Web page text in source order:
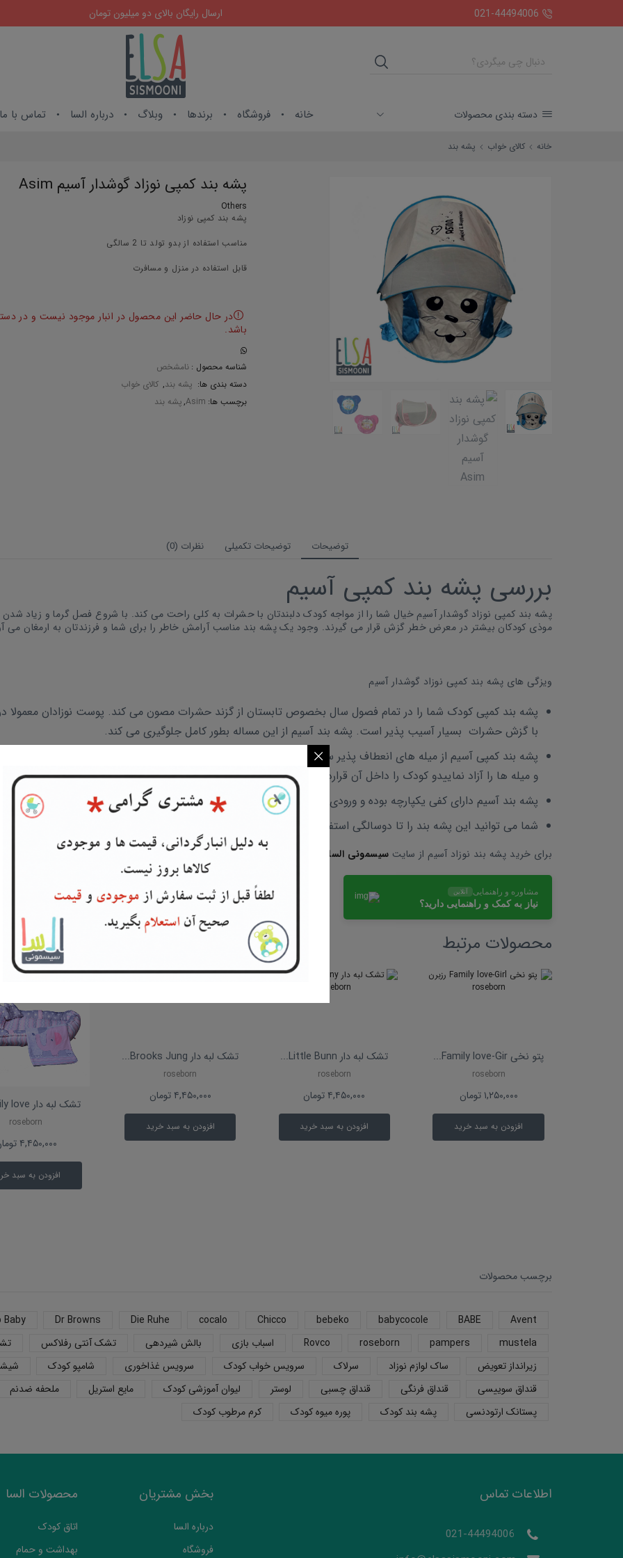
021-44494006
ارسال رایگان بالای دو میلیون تومان ارسال رایگان بالای دو میلیون تومان
دسته بندی محصولات خانه فروشگاه برندها وبلاگ درباره السا تماس با ما
خانه کالای خواب پشه بند
پشه بند کمپی نوزاد گوشدار آسیم Asim
Others
پشه بند کمپی نوزاد
مناسب استفاده از بدو تولد تا 2 سالگی
قابل استفاده در منزل و مسافرت
در حال حاضر این محصول در انبار موجود نیست و در
باشد.
شناسه محصول : نامشخص
دسته بندی ها: پشه بند, کالای خواب
برچسب ها: Asim
, پشه بند
توضیحات توضیحات تکمیلی نظرات (0)
بررسی پشه بند کمپی آسیم
پشه بند کمپی نوزاد گوشدار آسیم خیال شما را از مواجه کودک دلبندتان با حشرات به کلی راحت می کند. با شروع فصل گرما و زیاد
موذی کودکان بیشتر در معرض خطر گزش قرار می گیرند. وجود یک پشه بند مناسب آرامش خاطر را برای شما و فرزندتان به ارمغان می
ویزگی های پشه بند کمپی نوزاد گوشدار آسیم
پشه بند کمپی کودک شما را در تمام فصول سال بخصوص تابستان از گزند حشرات مصون می کند. پوست نوزادان معمولا
با گزش حشرات بسیار آسیب پذیر است. پشه بند آسیم از این مساله بطور کامل جلوگیری می کند.
پشه بند کمپی آسیم از میله های انعطاف پذیر ساخته شده و استفاده از آن بسیار راحت است. فقط کافی است آنرا از کیف
و میله ها را آزاد نماییدو کودک را داخل آن قراردهید.
پشه بند آسیم دارای کفی یکپارچه بوده و ورودی آن با زیپ بسته میشود وبهمین خاطر کاملا از ورود حشرات جلوگیری می
شما می توانید این پشه بند را تا دوسالگی استفاده نمایید. جنس پشه بند قابل شستشو بوده و براحتی تمیز میشود.
برای خرید پشه بند نوزاد آسیم از سایت سیسمونی السا اقدام کرده و در اسرع وقت درب منزب تحویل بگیرید.
مشاوره و راهنمایی آنلاین
نیاز به کمک و راهنمایی دارید؟
محصولات مرتبط
پتو نخی Family love-Gir...
roseborn
۱,۲۵۰,۰۰۰ تومان
افزودن به سبد خرید
تشک لبه دار Little Bunn...
roseborn
۴,۴۵۰,۰۰۰ تومان
افزودن به سبد خرید
تشک لبه دار Brooks Jung...
roseborn
۴,۴۵۰,۰۰۰ تومان
افزودن به سبد خرید
تشک لبه دار Family love...
roseborn
۴,۴۵۰,۰۰۰
افزودن به سبد
برچسب محصولات
Avent
BABE
babycocole
bebeko
Chicco
cocalo
Die Ruhe
Dr Browns
Baby
mustela
pampers
roseborn
Rovco اسباب بازی بالش شیردهی تشک آنتی رفلاکس
زیرانداز تعویض
ساک لوازم نوزاد سرلاک سرویس خواب کودک سرویس غذاخوری شامپو کودک
قنداق سوییسی
قنداق فرنگی قنداق چسبی لوستر لیوان آموزشی کودک مایع استریل ملحفه ضدنم
پستانک ارتودنسی
پشه بند کودک پوره میوه کودک کرم مرطوب کودک
اطلاعات تماس
021-44494006
بخش مشتریان
درباره السا
فروشگاه
محصولات السا
اتاق کودک
بهداشت و حمام